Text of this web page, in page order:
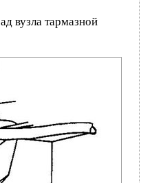
вузла тармазной